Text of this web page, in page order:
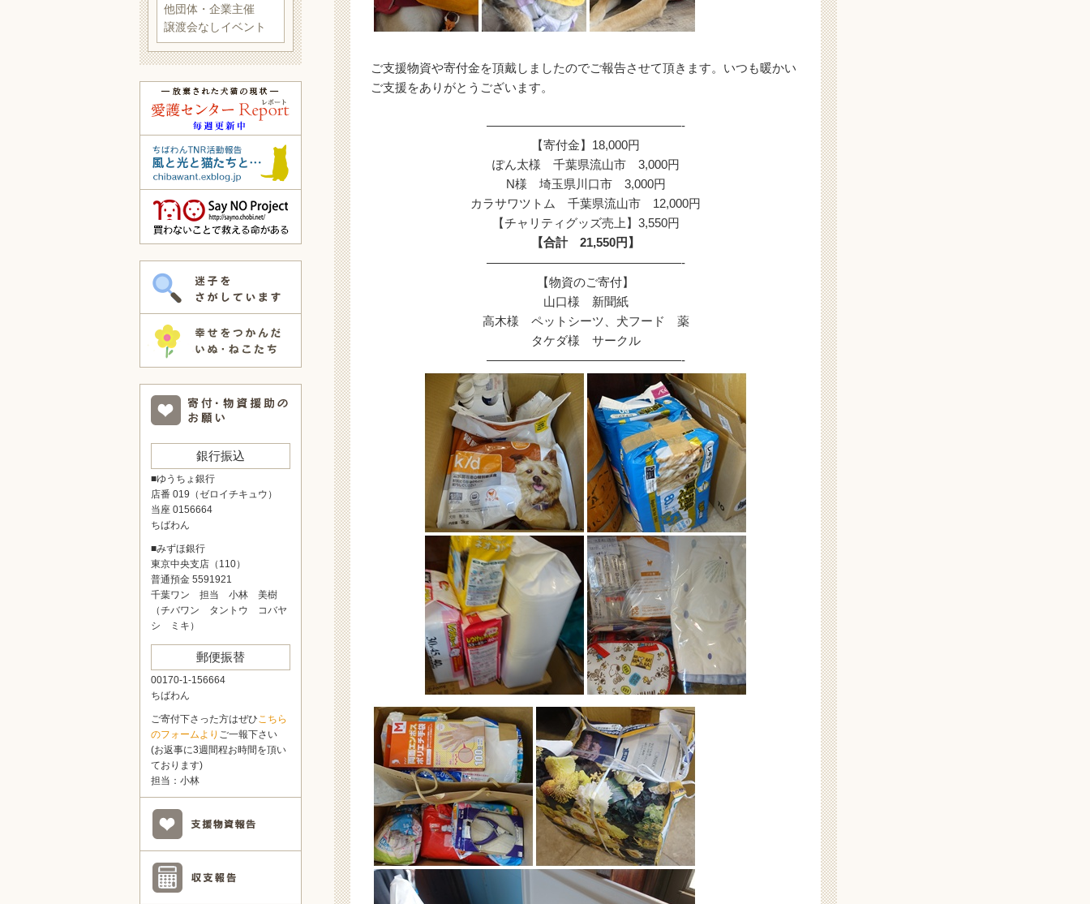
ご支援物資や寄付金を頂戴しましたのでご報告させて頂きます。いつも暖かい
ご支援をありがとうございます。
————————————————-
【寄付金】18,000円
ぽん太様 千葉県流山市 3,000円
N様 埼玉県川口市 3,000円
カラサワツトム 千葉県流山市 12,000円
【チャリティグッズ売上】3,550円
【合計 21,550円】
————————————————-
【物資のご寄付】
山口様 新聞紙
高木様 ペットシーツ、犬フード 薬
タケダ様 サークル
————————————————-
他団体・企業主催
譲渡会なしイベント
銀行振込
■ゆうちょ銀行
店番 019（ゼロイチキュウ）
当座 0156664
ちばわん
■みずほ銀行
東京中央支店（110）
普通預金 5591921
千葉ワン 担当 小林 美樹
（チバワン タントウ コバヤ
シ ミキ）
郵便振替
00170-1-156664
ちばわん
ご寄付下さった方はぜひこちら
のフォームより ご一報下さい
(お返事に3週間程お時間を頂い
ております)
担当：小林